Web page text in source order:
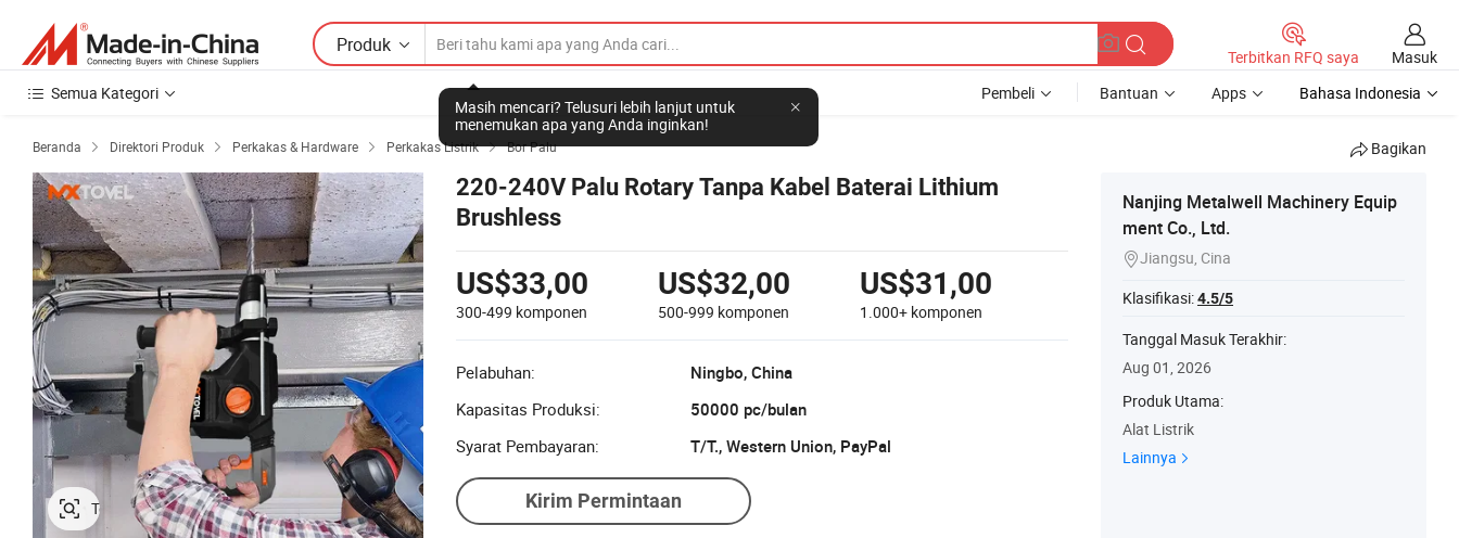
Produk
Masih mencari? Telusuri lebih lanjut untuk
menemukan apa yang Anda inginkan!
Terbitkan RFQ saya
Masuk
Semua Kategori
Pembeli Bantuan Apps Bahasa Indonesia
Beranda  Direktori Produk  Perkakas & Hardware  Perkakas Listrik  Bor Palu Bagikan
220-240V Palu Rotary Tanpa Kabel Baterai Lithium
Brushless
US$33,00
300-499 komponen
US$32,00
500-999 komponen
US$31,00
1.000+ komponen
Pelabuhan:
Ningbo, China
Kapasitas Produksi:
50000 pc/bulan
Syarat Pembayaran:
T/T., Western Union, PayPal
Kirim Permintaan
Nanjing Metalwell Machinery Equip
ment Co., Ltd.
Jiangsu, Cina
Klasifikasi:4.5/5
Tanggal Masuk Terakhir:
Aug 01, 2026
Produk Utama:
Alat Listrik
Lainnya